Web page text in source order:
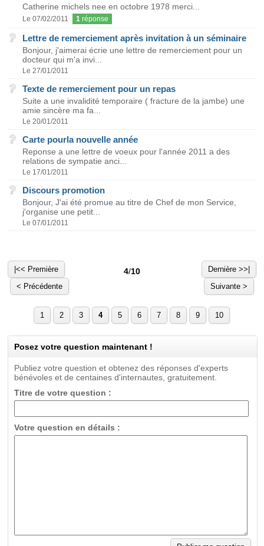
Catherine michels nee en octobre 1978 merci...
Le 07/02/2011 1 réponse
Lettre de remerciement après invitation à un séminaire
Bonjour, j'aimerai écrie une lettre de remerciement pour un
docteur qui m'a invi...
Le 27/01/2011
Texte de remerciement pour un repas
Suite a une invalidité temporaire ( fracture de la jambe) une
amie sincère ma fa...
Le 20/01/2011
Carte pourla nouvelle année
Reponse a une lettre de voeux pour l'année 2011 a des
relations de sympatie anci...
Le 17/01/2011
Discours promotion
Bonjour, J'ai été promue au titre de Chef de mon Service,
j'organise une petit...
Le 07/01/2011
|<< Première
< Précédente
4/10
Dernière >>|
Suivante >
1 2 3 4 5 6 7 8 9 10
Posez votre question maintenant !
Publiez votre question et obtenez des réponses d'experts
bénévoles et de centaines d'internautes, gratuitement.
Titre de votre question :
Votre question en détails :